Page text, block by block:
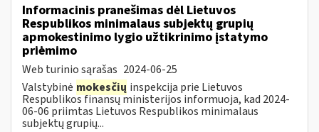
Informacinis pranešimas dėl Lietuvos
Respublikos minimalaus subjektų grupių
apmokestinimo lygio užtikrinimo įstatymo
priėmimo
Web turinio sąrašas 2024-06-25
Valstybinė mokesčių inspekcija prie Lietuvos
Respublikos finansų ministerijos informuoja, kad 2024-
06-06 priimtas Lietuvos Respublikos minimalaus
subjektų grupių...